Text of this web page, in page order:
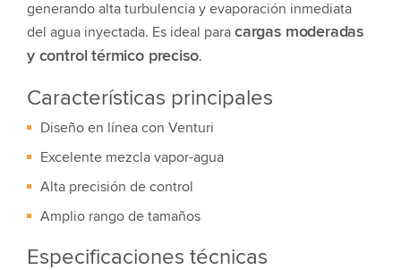
generando alta turbulencia y evaporación inmediata
del agua inyectada. Es ideal para cargas moderadas
y control térmico preciso.
Características principales
Diseño en línea con Venturi
Excelente mezcla vapor-agua
Alta precisión de control
Amplio rango de tamaños
Especificaciones técnicas